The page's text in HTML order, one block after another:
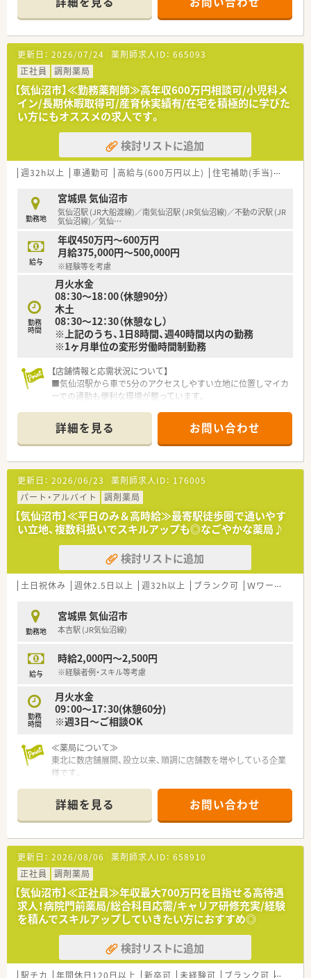
■薬剤師は常勤3名と派遣1名が在籍しており、事務スタッフも2
名から3名配置され業務分担が明確です。
【想定される業務内容】
■面分業の調剤薬局として多種多様な医療機関から処方箋を受
け付けるため、幅広い薬効群の薬剤を取り扱います。
■調剤業務や監査のほか、丁寧な服薬指導を通じて赤ちゃんから
お年寄りまで多くの患者様の健康を支えるお仕事です。
■OTC医薬品のカウンセリング販売も担当し、セルフメディケー
ションの推進を通じて病気の予防にも深く貢献します。
【こんな方が活躍中】
■定年は65歳と定められていますが、再雇用制度を活用して70
歳を過ぎても現役で元気に就業している方がいます。
上手く両立させながら多くの女性が活躍しています。
■面分業という環境を活かし、多くの品目数に触れながら自ら進
んで新しい専門知識を吸収する方が活躍しています。
更新日： 2026/07/24 薬剤師求人ID： 665093
正社員
調剤薬局
【気仙沼市】≪勤務薬剤師≫高年収600万円相談可/小児科メ
イン/長期休暇取得可/産育休実績有/在宅を積極的に学びた
い方にもオススメの求人です。
検討リストに追加
週32h以上 車通勤可 高給与(600万円以上) 住宅補助(手当)あり
勤務地
宮城県 気仙沼市
気仙沼駅 (JR大船渡線)／南気仙沼駅 (JR気仙沼線)／不動の沢駅 (JR
気仙沼線)／気仙…
給与
年収450万円～600万円
月給375,000円～500,000円
※経験等を考慮
勤務
時間
月火水金
08：30～18：00（休憩90分）
木土
08：30～12：30（休憩なし）
※上記のうち、1日8時間、週40時間以内の勤務
※1ヶ月単位の変形労働時間制勤務
【店舗情報と応需状況について】
■気仙沼駅から車で5分のアクセスしやすい立地に位置しマイカ
ーでの通勤も便利な環境が整っています。
均80枚程度となっています。
■勤務体制は常勤薬剤師2名と事務員2名が在籍しており混雑時
には本部からの応援体制も万全です。
【法人特徴について】
■宮城県と山形県を中心に店舗を展開しており地域の患者様に
頼られる薬局づくりに注力しています。
■在宅医療や介護分野のサービス拡充を積極的に推進し安定し
た経営基盤と成長力を強みとしています。
■患者様を第一に考える理念のもとで温かい教育制度を通じて
スタッフの育成を行っています。
【こんな方にオススメ】
■高年収を目指しながら転勤のない環境で長く落ち着いて働き
■小児科処方や在宅医療に関する高度なスキルを基礎からしっ
かりと学びたい方に最適な職場です。
■休日をしっかり確保しつつプライベートの時間を大切にして
詳細を見る お問い合わせ
更新日： 2026/06/23 薬剤師求人ID： 176005
パート・アルバイト
調剤薬局
【気仙沼市】≪平日のみ＆高時給≫最寄駅徒歩圏で通いやす
い立地、複数科扱いでスキルアップも◎なごやかな薬局♪
検討リストに追加
土日祝休み 週休2.5日以上 週32h以上 ブランク可 Ｗワーク可
勤務地
宮城県 気仙沼市
本吉駅 (JR気仙沼線)
給与
時給2,000円～2,500円
※経験者例・スキル等考慮
勤務
時間
月火水金
09：00～17：30(休憩60分)
※週3日～ご相談OK
≪薬局について≫
東北に数店舗展開、設立以来、順調に店舗数を増やしている企業
様です。
良い職場環境が特徴です。
処方箋枚数もご負担少なく長く続けられる薬局です。
詳細を見る お問い合わせ
更新日： 2026/08/06 薬剤師求人ID： 658910
正社員
調剤薬局
【気仙沼市】≪正社員≫年収最大700万円を目指せる高待遇
求人！病院門前薬局/総合科目応需/キャリア研修充実/経験
を積んでスキルアップしていきたい方におすすめ◎
検討リストに追加
駅チカ 年間休日120日以上 新卒可 未経験可 ブランク可 車通勤